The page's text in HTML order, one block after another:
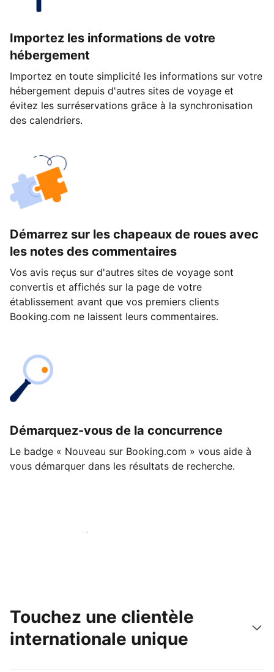
Importez les informations de votre
hébergement
Importez en toute simplicité les informations sur votre
hébergement depuis d'autres sites de voyage et
évitez les surréservations grâce à la synchronisation
des calendriers.
Démarrez sur les chapeaux de roues avec
les notes des commentaires
Vos avis reçus sur d'autres sites de voyage sont
convertis et affichés sur la page de votre
établissement avant que vos premiers clients
Booking.com ne laissent leurs commentaires.
Démarquez-vous de la concurrence
Le badge « Nouveau sur Booking.com » vous aide à
vous démarquer dans les résultats de recherche.
Lancez-vous dès aujourd'hui
Touchez une clientèle
internationale unique